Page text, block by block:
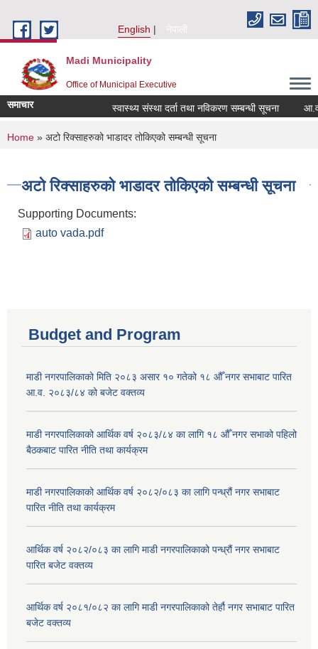
English
नेपाली
Madi Municipality
Office of Municipal Executive
समाचार स्वास्थ्य संस्था दर्ता तथा नविकरण सम्बन्धी सूचना आ.व.
You are here
Home » अटो रिक्साहरुको भाडादर तोकिएको सम्बन्धी सूचना
अटो रिक्साहरुको भाडादर तोकिएको सम्बन्धी सूचना
Supporting Documents:
auto vada.pdf
Budget and Program
माडी नगरपालिकाको मिति २०८३ असार १० गतेको १८ औँ नगर सभाबाट पारित
आ.व. २०८३/८४ को बजेट वक्तव्य
माडी नगरपालिकाको आर्थिक वर्ष २०८३/८४ का लागि १८ औँ नगर सभाको पहिलो
बैठकबाट पारित नीति तथा कार्यक्रम
माडी नगरपालिकाको आर्थिक वर्ष २०८२/०८३ का लागि पन्ध्रौं नगर सभाबाट
पारित नीति तथा कार्यक्रम
आर्थिक वर्ष २०८२/०८३ का लागि माडी नगरपालिकाको पन्ध्रौं नगर सभाबाट
पारित बजेट वक्तव्य
आर्थिक वर्ष २०८१/०८२ का लागि माडी नगरपालिकाको तेर्हौ नगर सभाबाट पारित
बजेट वक्तव्य